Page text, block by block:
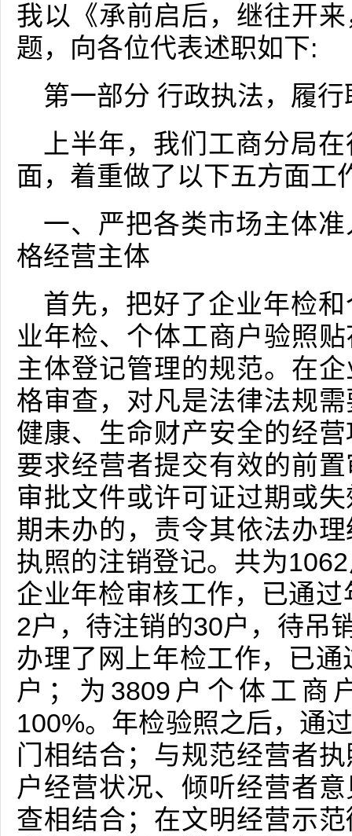
我以《承前启后，继往开
题，向各位代表述职如下:
第一部分 行政执法，履
上半年，我们工商分局
面，着重做了以下五方面工
一、严把各类市场主体
格经营主体
首先，把好了企业年检
业年检、个体工商户验照
主体登记管理的规范。在
格审查，对凡是法律法规
健康、生命财产安全的经
要求经营者提交有效的前
审批文件或许可证过期或
期未办的，责令其依法办
执照的注销登记。共为
企业年检审核工作，已通
2户，待注销的30户，待吊
办理了网上年检工作，已
户；为3809户个体工商
100%。年检验照之后，通
门相结合；与规范经营者
户经营状况、倾听经营者
查相结合；在文明经营示